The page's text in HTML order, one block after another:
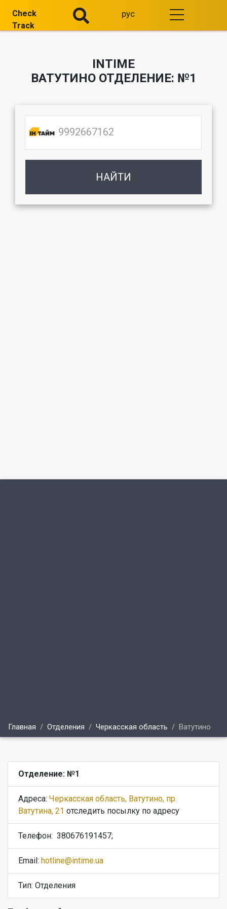
Check
Track
рус
INTIME
ВАТУТИНО ОТДЕЛЕНИЕ: №1
НАЙТИ
Главная Отделения Черкасская область Ватутино
Отделение: №1
Адреса: Черкасская область, Ватутино, пр.
Ватутина, 21 отследить посылку по адресу
Телефон: 380676191457;
Email: hotline@intime.ua
Тип: Отделения